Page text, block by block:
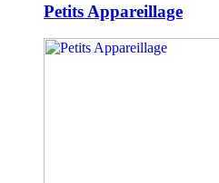
Petits Appareillage